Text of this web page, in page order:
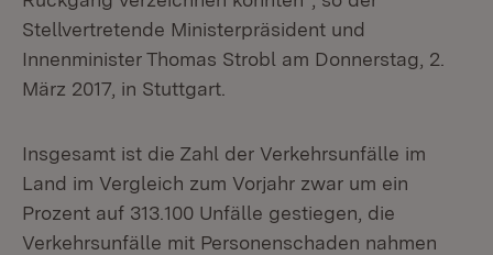
Stellvertretende Ministerpräsident und
Innenminister Thomas Strobl am Donnerstag, 2.
März 2017, in Stuttgart.
Insgesamt ist die Zahl der Verkehrsunfälle im
Land im Vergleich zum Vorjahr zwar um ein
Prozent auf 313.100 Unfälle gestiegen, die
Verkehrsunfälle mit Personenschaden nahmen